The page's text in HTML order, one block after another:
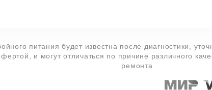
питания будет известна после диагностики,
и могут отличаться по причине различного
ремонта